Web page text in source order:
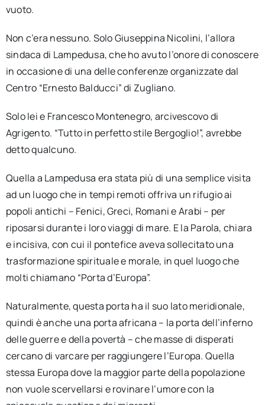
vuoto.
Non c’era nessuno. Solo Giuseppina Nicolini, l’allora
sindaca di Lampedusa, che ho avuto l’onore di conoscere
in occasione di una delle conferenze organizzate dal
Centro “Ernesto Balducci” di Zugliano.
Solo lei e Francesco Montenegro, arcivescovo di
Agrigento. “Tutto in perfetto stile Bergoglio!”, avrebbe
detto qualcuno.
Quella a Lampedusa era stata più di una semplice visita
ad un luogo che in tempi remoti offriva un rifugio ai
popoli antichi – Fenici, Greci, Romani e Arabi – per
riposarsi durante i loro viaggi di mare. E la Parola, chiara
e incisiva, con cui il pontefice aveva sollecitato una
trasformazione spirituale e morale, in quel luogo che
molti chiamano “Porta d’Europa”.
Naturalmente, questa porta ha il suo lato meridionale,
quindi è anche una porta africana – la porta dell’inferno
delle guerre e della povertà – che masse di disperati
cercano di varcare per raggiungere l’Europa. Quella
stessa Europa dove la maggior parte della popolazione
non vuole scervellarsi e rovinare l’umore con la